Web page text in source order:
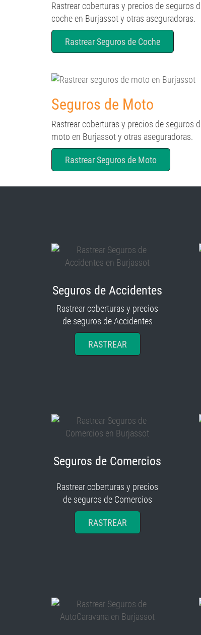
Rastrear coberturas y precios de seguros
coche en Burjassot y otras aseguradoras.
Rastrear Seguros de Coche
Seguros de Moto
Rastrear coberturas y precios de seguros
moto en Burjassot y otras aseguradoras.
Rastrear Seguros de Moto
Seguros de Accidentes
Rastrear coberturas y precios
de seguros de Accidentes
RASTREAR
Seguros de Comercios
Rastrear coberturas y precios
de seguros de Comercios
RASTREAR